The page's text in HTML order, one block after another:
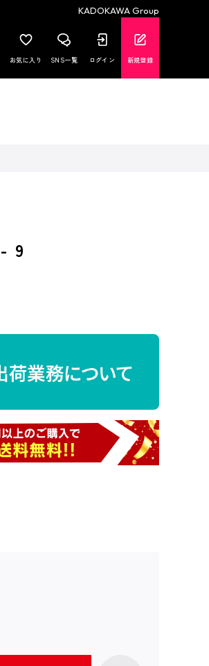
KADOKAWA Group
お気に入り SNS一覧 ログイン 新規登録
9